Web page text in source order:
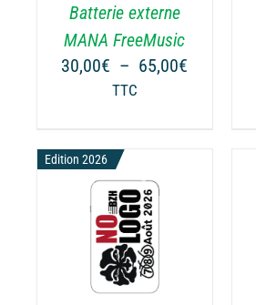
Batterie externe
MANA FreeMusic
30,00€ – 65,00€
TTC
LES
OPTIONS
PEUVENT
ÊTRE
CHOISIES
LA
PAGE
DU
PRODUIT
Edition 2026
CHOIX DES OPTIONS
CE
PRODUIT
A
/ DÉTAILS